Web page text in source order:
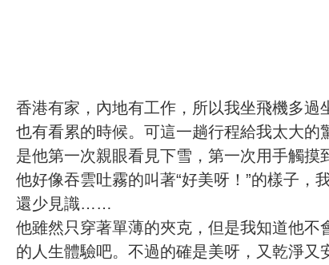
香港有家，內地有工作，所以我坐飛機多
也有看累的時候。可這一趟行程給我太大
是他第一次親眼看見下雪，第一次用手觸
他好像吞雲吐霧的叫著“好美呀！”的樣子，
還少見識……
他雖然只穿著單薄的夾克，但是我知道他
的人生體驗吧。不過的確是美呀，又乾淨